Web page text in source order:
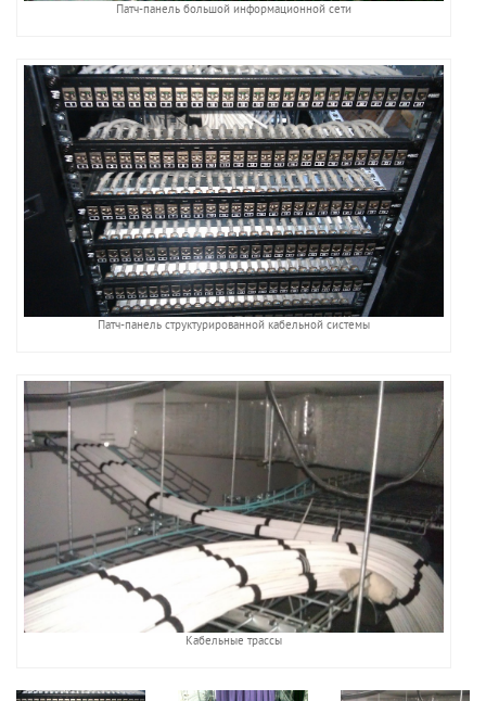
Патч-панель большой информационной сети
Патч-панель структурированной кабельной системы
Кабельные трассы